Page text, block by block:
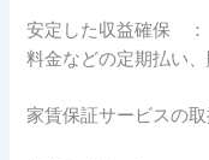
安定した収益確保
料金などの定期払い
家賃保証サービスの